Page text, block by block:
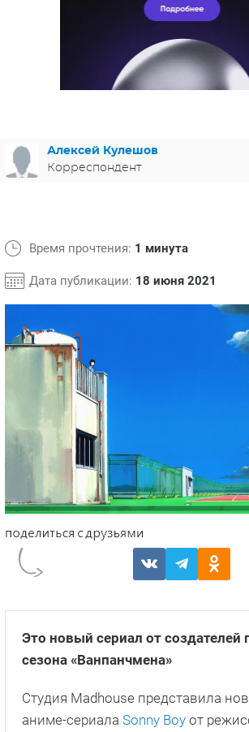
ГЕРМАНИЯ
СПОЙЛЕРЫ ИЗ СЕРИАЛОВ
Алексей Кулешов
Корреспондент
Время прочтения: 1 минута
Дата публикации: 18 июня 2021
Это новый сериал от создателей
сезона «Ванпанчмена»
Студия Madhouse представила
аниме-сериала Sonny Boy от